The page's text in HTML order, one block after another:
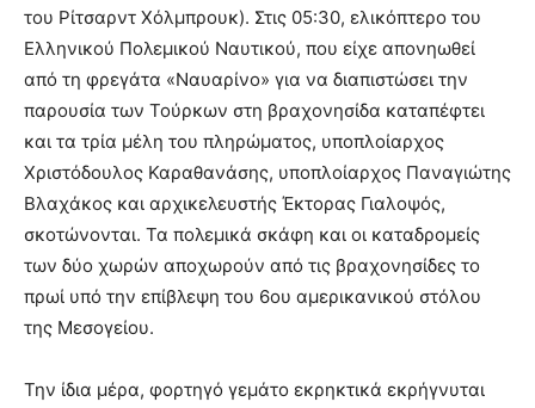
του Ρίτσαρντ Χόλμπρουκ). Στις 05:30, ελικόπτερο του
Ελληνικού Πολεμικού Ναυτικού, που είχε απονηωθεί
από τη φρεγάτα «Ναυαρίνο» για να διαπιστώσει την
παρουσία των Τούρκων στη βραχονησίδα καταπέφτει
και τα τρία μέλη του πληρώματος, υποπλοίαρχος
Χριστόδουλος Καραθανάσης, υποπλοίαρχος Παναγιώτης
Βλαχάκος και αρχικελευστής Έκτορας Γιαλοψός,
σκοτώνονται. Τα πολεμικά σκάφη και οι καταδρομείς
των δύο χωρών αποχωρούν από τις βραχονησίδες το
πρωί υπό την επίβλεψη του 6ου αμερικανικού στόλου
της Μεσογείου.
Την ίδια μέρα, φορτηγό γεμάτο εκρηκτικά εκρήγνυται